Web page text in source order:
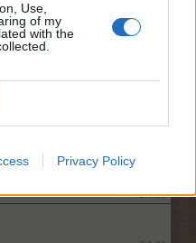
Use,
of my
with the
Privacy Policy
1.6.18